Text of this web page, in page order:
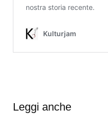
Leggi anche